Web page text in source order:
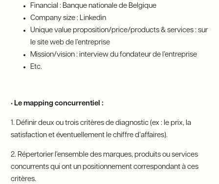
Financial : Banque nationale de Belgique
Company size : Linkedin
Unique value proposition/price/products & services : sur
le site web de l’entreprise
Mission/vision : interview du fondateur de l’entreprise
Etc.
• Le mapping concurrentiel :
1. Définir deux ou trois critères de diagnostic (ex : le prix, la
satisfaction et éventuellement le chiffre d’affaires).
2. Répertorier l’ensemble des marques, produits ou services
concurrents qui ont un positionnement correspondant à ces
critères.